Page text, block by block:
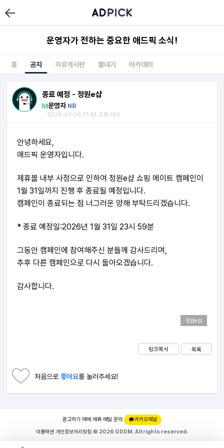
운영자가 전하는 중요한 애드픽 소식!
홈 공지 자유게시판 뽐내기 아카데미
종료 예정 - 정원e샵
운영자 NB
2026-01-26 17:45 조회:192
안녕하세요,
애드픽 운영자입니다.
제휴몰 내부 사정으로 인하여 정원e샵 쇼핑 메이트 캠페인이
1월 31일까지 진행 후 종료될 예정입니다.
캠페인이 종료되는 점 너그러운 양해 부탁드리겠습니다.
* 종료 예정일:2026년 1월 31일 23시 59분
그동안 캠페인에 참여해주신 분들께 감사드리며,
추후 다른 캠페인으로 다시 돌아오겠습니다.
감사합니다.
정원e샵
링크복사 목록
처음으로좋아요를 눌러주세요!
광고하기 매체 제휴 메일 문의 |
카카오채널
이용약관 개인정보처리방침 © 2026 ODDM. All rights reserved.